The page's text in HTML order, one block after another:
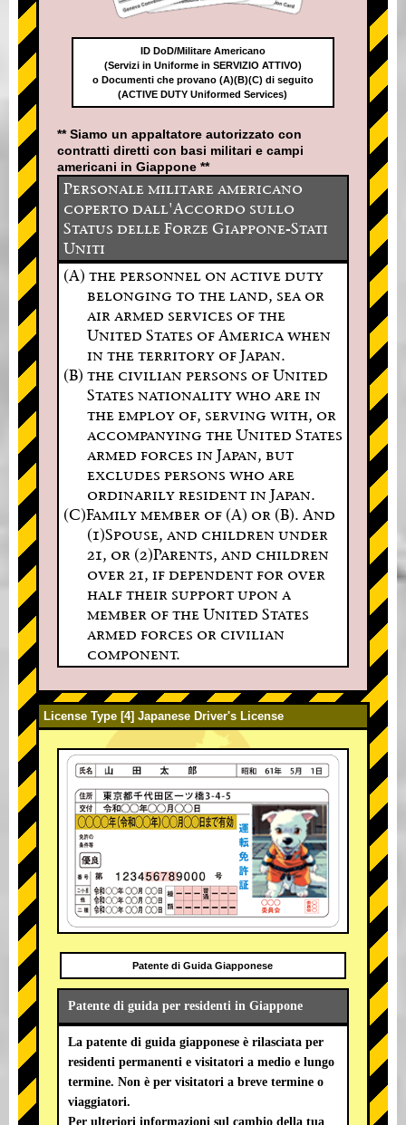
ID DoD/Militare Americano
(Servizi in Uniforme in SERVIZIO ATTIVO)
o Documenti che provano (A)(B)(C) di seguito
(ACTIVE DUTY Uniformed Services)
** Siamo un appaltatore autorizzato con
contratti diretti con basi militari e campi
americani in Giappone **
Personale militare americano
coperto dall'Accordo sullo
Status delle Forze Giappone-Stati
Uniti
(A) the personnel on active duty
belonging to the land, sea or
air armed services of the
United States of America when
in the territory of Japan.
(B) the civilian persons of United
States nationality who are in
the employ of, serving with, or
accompanying the United States
armed forces in Japan, but
excludes persons who are
ordinarily resident in Japan.
(C)Family member of (A) or (B). And
(1)Spouse, and children under
21, or (2)Parents, and children
over 21, if dependent for over
half their support upon a
member of the United States
armed forces or civilian
component.
License Type [4] Japanese Driver's License
Patente di Guida Giapponese
Patente di guida per residenti in Giappone
La patente di guida giapponese è rilasciata per
residenti permanenti e visitatori a medio e lungo
termine. Non è per visitatori a breve termine o
viaggiatori.
Per ulteriori informazioni sul cambio della tua